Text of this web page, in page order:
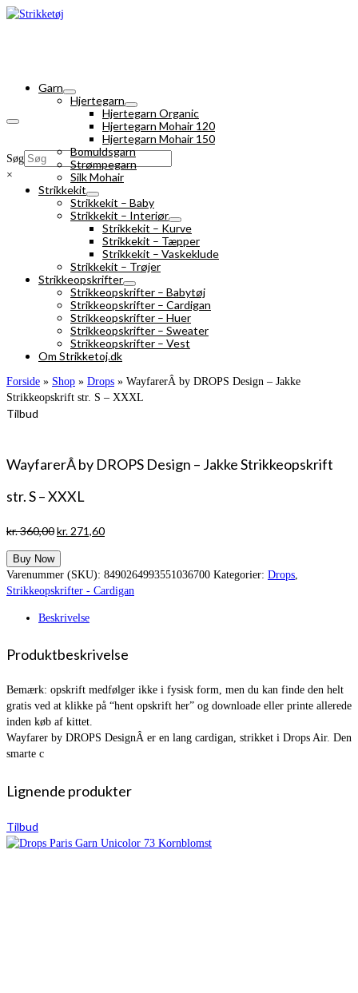
Søg
×
Garn
Hjertegarn
Hjertegarn Organic
Hjertegarn Mohair 120
Hjertegarn Mohair 150
Bomuldsgarn
Strømpegarn
Silk Mohair
Strikkekit
Strikkekit – Baby
Strikkekit – Interiør
Strikkekit – Kurve
Strikkekit – Tæpper
Strikkekit – Vaskeklude
Strikkekit – Trøjer
Strikkeopskrifter
Strikkeopskrifter – Babytøj
Strikkeopskrifter – Cardigan
Strikkeopskrifter – Huer
Strikkeopskrifter – Sweater
Strikkeopskrifter – Vest
Om Strikketoj.dk
Forside » Shop » Drops » WayfarerÂ by DROPS Design – Jakke
Strikkeopskrift str. S – XXXL
Tilbud
WayfarerÂ by DROPS Design – Jakke Strikkeopskrift
str. S – XXXL
kr.360,00Den
pris
var:
kr. 360,00.
kr. 271,60Den
er:
kr. 271,60.
Buy Now
Varenummer (SKU): 8490264993551036700 Kategorier: Drops,
Strikkeopskrifter - Cardigan
Beskrivelse
Produktbeskrivelse
Bemærk: opskrift medfølger ikke i fysisk form, men du kan finde den helt
gratis ved at klikke på “hent opskrift her” og downloade eller printe allerede
inden køb af kittet.
Wayfarer by DROPS DesignÂ er en lang cardigan, strikket i Drops Air. Den
smarte c
Lignende produkter
Tilbud